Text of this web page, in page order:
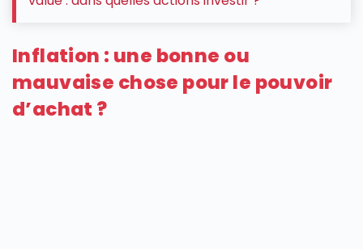
Inflation : une bonne ou
mauvaise chose pour le pouvoir
d’achat ?